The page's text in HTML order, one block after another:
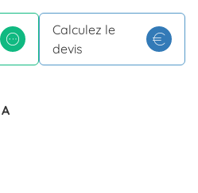
pour garantir une
en combinant
avec une vue
équipé d'une
mer
congélateur ;
Calculez le
devis